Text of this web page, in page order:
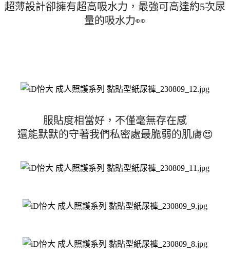
超薄設計卻擁有超高吸水力，最強可高達約5次尿
量的吸水力👀
服貼度相當好，不僅毫無存在感
還能默默的守著我們私密處最脆弱的肌膚😍